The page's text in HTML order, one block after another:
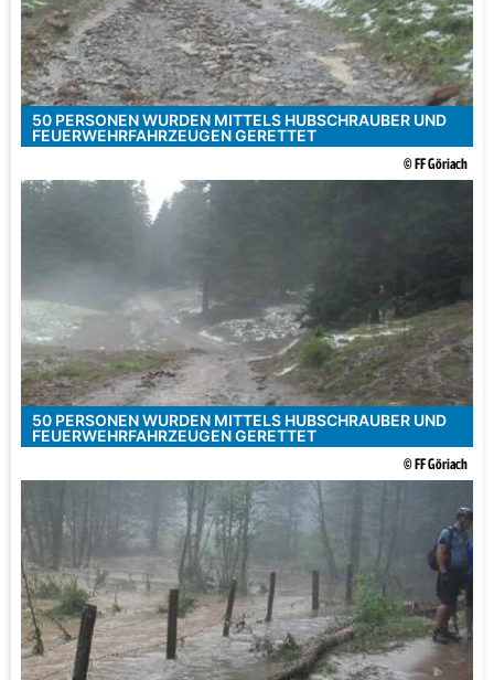
50 PERSONEN WURDEN MITTELS HUBSCHRAUBER UND
FEUERWEHRFAHRZEUGEN GERETTET
© FF Göriach
50 PERSONEN WURDEN MITTELS HUBSCHRAUBER UND
FEUERWEHRFAHRZEUGEN GERETTET
© FF Göriach